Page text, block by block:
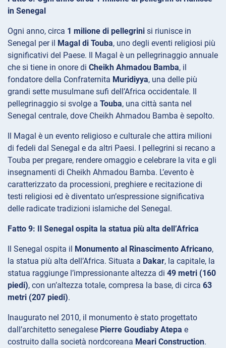
in Senegal
Ogni anno, circa 1 milione di pellegrini si riunisce in
Senegal per il Magal di Touba, uno degli eventi religiosi più
significativi del Paese. Il Magal è un pellegrinaggio annuale
che si tiene in onore di Cheikh Ahmadou Bamba, il
fondatore della Confraternita Muridiyya, una delle più
grandi sette musulmane sufi dell’Africa occidentale. Il
pellegrinaggio si svolge a Touba, una città santa nel
Senegal centrale, dove Cheikh Ahmadou Bamba è sepolto.
Il Magal è un evento religioso e culturale che attira milioni
di fedeli dal Senegal e da altri Paesi. I pellegrini si recano a
Touba per pregare, rendere omaggio e celebrare la vita e gli
insegnamenti di Cheikh Ahmadou Bamba. L’evento è
caratterizzato da processioni, preghiere e recitazione di
testi religiosi ed è diventato un’espressione significativa
delle radicate tradizioni islamiche del Senegal.
Fatto 9: Il Senegal ospita la statua più alta dell’Africa
Il Senegal ospita il Monumento al Rinascimento Africano,
la statua più alta dell’Africa. Situata a Dakar, la capitale, la
statua raggiunge l’impressionante altezza di 49 metri (160
piedi), con un’altezza totale, compresa la base, di circa 63
metri (207 piedi).
Inaugurato nel 2010, il monumento è stato progettato
dall’architetto senegalese Pierre Goudiaby Atepa e
costruito dalla società nordcoreana Meari Construction.